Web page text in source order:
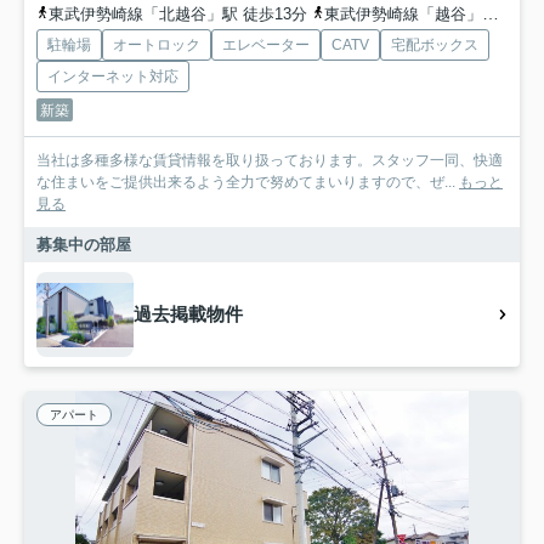
東武伊勢崎線「北越谷」駅 徒歩13分 東武伊勢崎線「越谷」駅 徒歩26分
駐輪場 オートロック エレベーター CATV
宅配ボックス
インターネット対応
新築
当社は多種多様な賃貸情報を取り扱っております。スタッフ一同、快適
な住まいをご提供出来るよう全力で努めてまいりますので、ぜ... もっと
見る
募集中の部屋
過去掲載物件
アパート